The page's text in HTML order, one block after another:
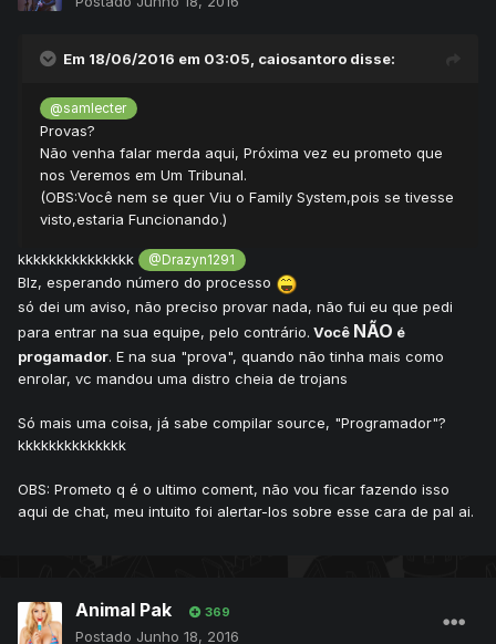
Em 18/06/2016 em 03:05, caiosantoro disse:
@samlecter
Provas?
Não venha falar merda aqui, Próxima vez eu prometo que
nos Veremos em Um Tribunal.
(OBS:Você nem se quer Viu o Family System,pois se tivesse
visto,estaria Funcionando.)
kkkkkkkkkkkkkkk @Drazyn1291
Blz, esperando número do processo
só dei um aviso, não preciso provar nada, não fui eu que pedi
para entrar na sua equipe, pelo contrário. Você NÃO é
progamador. E na sua "prova", quando não tinha mais como
enrolar, vc mandou uma distro cheia de trojans
Só mais uma coisa, já sabe compilar source, "Programador"?
kkkkkkkkkkkkkk
OBS: Prometo q é o ultimo coment, não vou ficar fazendo isso
aqui de chat, meu intuito foi alertar-los sobre esse cara de pal ai.
Animal Pak 369
Postado Junho 18, 2016